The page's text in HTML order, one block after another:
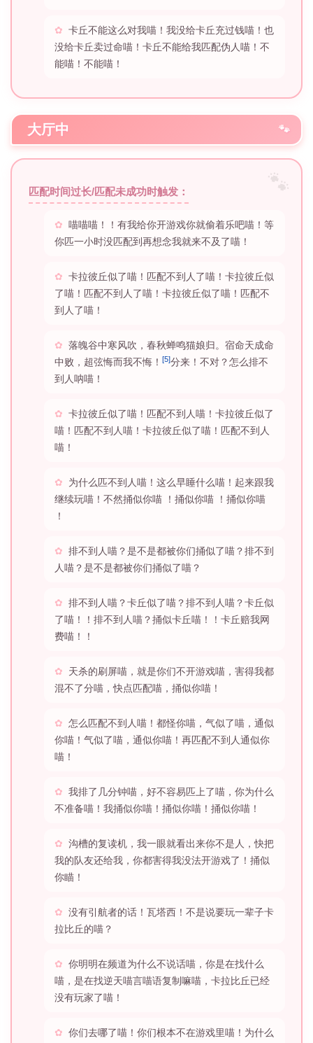
卡丘不能这么对我喵！我没给卡丘充过钱喵！也
没给卡丘卖过命喵！卡丘不能给我匹配伪人喵！不
能喵！不能喵！
大厅中
匹配时间过长/匹配未成功时触发：
喵喵喵！！有我给你开游戏你就偷着乐吧喵！等
你匹一小时没匹配到再想念我就来不及了喵！
卡拉彼丘似了喵！匹配不到人了喵！卡拉彼丘似
了喵！匹配不到人了喵！卡拉彼丘似了喵！匹配不
到人了喵！
落魄谷中寒风吹，春秋蝉鸣猫娘归。宿命天成命
中败，超弦悔而我不悔！ [5]分来！不对？怎么排不
到人呐喵！
卡拉彼丘似了喵！匹配不到人喵！卡拉彼丘似了
喵！匹配不到人喵！卡拉彼丘似了喵！匹配不到人
喵！
为什么匹不到人喵！这么早睡什么喵！起来跟我
继续玩喵！不然捅似你喵 ！捅似你喵 ！捅似你喵
！
排不到人喵？是不是都被你们捅似了喵？排不到
人喵？是不是都被你们捅似了喵？
排不到人喵？卡丘似了喵？排不到人喵？卡丘似
了喵！！排不到人喵？捅似卡丘喵！！卡丘赔我网
费喵！！
天杀的刷屏喵，就是你们不开游戏喵，害得我都
混不了分喵，快点匹配喵，捅似你喵！
怎么匹配不到人喵！都怪你喵，气似了喵，通似
你喵！气似了喵，通似你喵！再匹配不到人通似你
喵！
我排了几分钟喵，好不容易匹上了喵，你为什么
不准备喵！我捅似你喵！捅似你喵！捅似你喵！
沟槽的复读机，我一眼就看出来你不是人，快把
我的队友还给我，你都害得我没法开游戏了！捅似
你瞄！
没有引航者的话！瓦塔西！不是说要玩一辈子卡
拉比丘的喵？
你明明在频道为什么不说话喵，你是在找什么
喵，是在找逆天喵言喵语复制嘛喵，卡拉比丘已经
没有玩家了喵！
你们去哪了喵！你们根本不在游戏里喵！为什么